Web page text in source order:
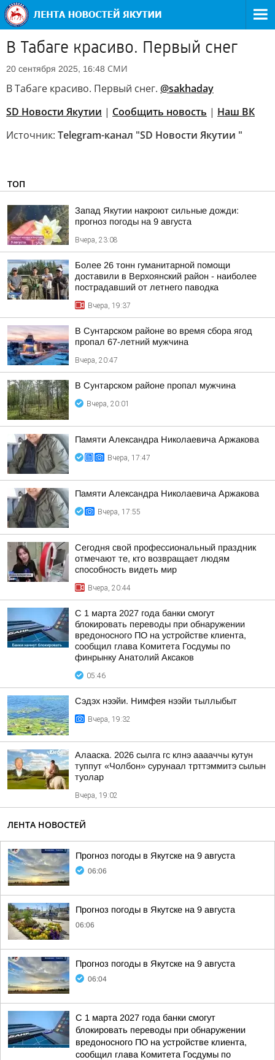
В Табаге красиво. Первый снег
20 сентября 2025, 16:48 СМИ
В Табаге красиво. Первый снег. @sakhaday
SD Новости Якутии | Сообщить новость | Наш ВК
Источник: Telegram-канал "SD Новости Якутии "
ТОП
Запад Якутии накроют сильные дожди:
прогноз погоды на 9 августа
Вчера, 23:08
Более 26 тонн гуманитарной помощи
доставили в Верхоянский район - наиболее
пострадавший от летнего паводка
Вчера, 19:37
В Сунтарском районе во время сбора ягод
пропал 67-летний мужчина
Вчера, 20:47
В Сунтарском районе пропал мужчина
Вчера, 20:01
Памяти Александра Николаевича Аржакова
Вчера, 17:47
Памяти Александра Николаевича Аржакова
Вчера, 17:55
Сегодня свой профессиональный праздник
отмечают те, кто возвращает людям
способность видеть мир
Вчера, 20:44
С 1 марта 2027 года банки смогут
блокировать переводы при обнаружении
вредоносного ПО на устройстве клиента,
сообщил глава Комитета Госдумы по
финрынку Анатолий Аксаков
05:46
Сэдэх нээйи. Нимфея нээйи тыллыбыт
Вчера, 19:32
Алааска. 2026 сылга гс клнэ ааааччы кутун
туппут «Чолбон» сурунаал трттэммитэ сылын
туолар
Вчера, 19:02
ЛЕНТА НОВОСТЕЙ
Прогноз погоды в Якутске на 9 августа
06:06
Прогноз погоды в Якутске на 9 августа
06:06
Прогноз погоды в Якутске на 9 августа
06:04
С 1 марта 2027 года банки смогут
блокировать переводы при обнаружении
вредоносного ПО на устройстве клиента,
сообщил глава Комитета Госдумы по